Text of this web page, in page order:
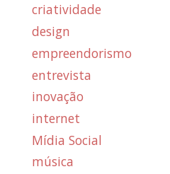
criatividade
design
empreendorismo
entrevista
inovação
internet
Mídia Social
música